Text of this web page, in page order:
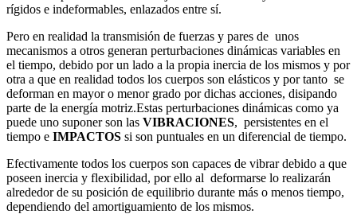
rígidos e indeformables, enlazados entre sí.
Pero en realidad la transmisión de fuerzas y pares de unos
mecanismos a otros generan perturbaciones dinámicas variables en
el tiempo, debido por un lado a la propia inercia de los mismos y por
otra a que en realidad todos los cuerpos son elásticos y por tanto se
deforman en mayor o menor grado por dichas acciones, disipando
parte de la energía motriz.Estas perturbaciones dinámicas como ya
puede uno suponer son las VIBRACIONES, persistentes en el
tiempo e IMPACTOS si son puntuales en un diferencial de tiempo.
Efectivamente todos los cuerpos son capaces de vibrar debido a que
poseen inercia y flexibilidad, por ello al deformarse lo realizarán
alrededor de su posición de equilibrio durante más o menos tiempo,
dependiendo del amortiguamiento de los mismos.